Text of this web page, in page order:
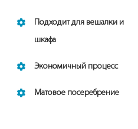
Подходит для вешалки и
шкафа
Экономичный процесс
Матовое посеребрение